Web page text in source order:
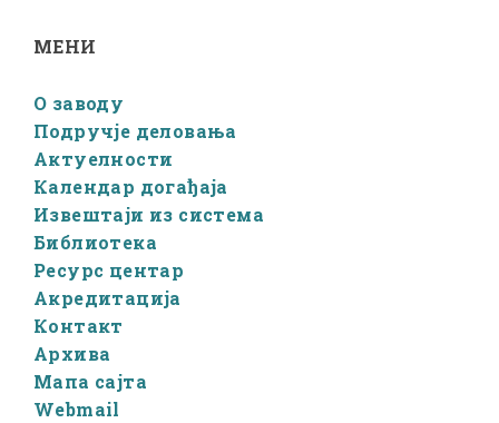
МЕНИ
О заводу
Подручје деловања
Актуелности
Календар догађаја
Извештаји из система
Библиотека
Ресурс центар
Акредитација
Контакт
Архива
Мапа сајта
Webmail